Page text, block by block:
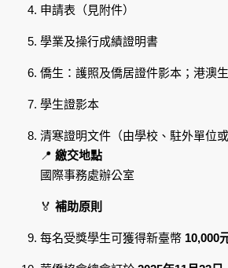
申請表（見附件）
學業及操行成績證明書
僑生：護照及僑居證件影本；港澳
學生證影本
清寒證明文件（由學校、駐外單位
📍 繳交地點
國際事務處辦公室
🏅 補助原則
每名受獎學生可獲得新臺幣 10,000